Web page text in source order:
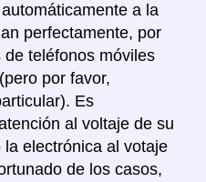
a la
perfectamente, por
teléfonos móviles
por favor,
Es
al voltaje de su
electrónica al votaje
de los casos,